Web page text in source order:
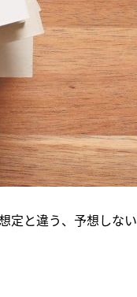
定と違う、予想しない